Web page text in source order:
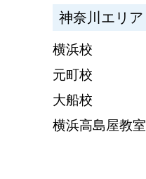
神奈川エリア
横浜校
元町校
大船校
横浜高島屋教室